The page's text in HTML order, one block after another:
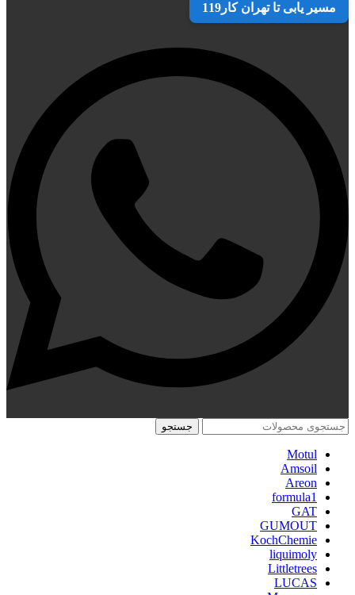
مسیر یابی تا تهران کار119
جستجو
Motul
Amsoil
Areon
formula1
GAT
GUMOUT
KochChemie
liquimoly
Littletrees
LUCAS